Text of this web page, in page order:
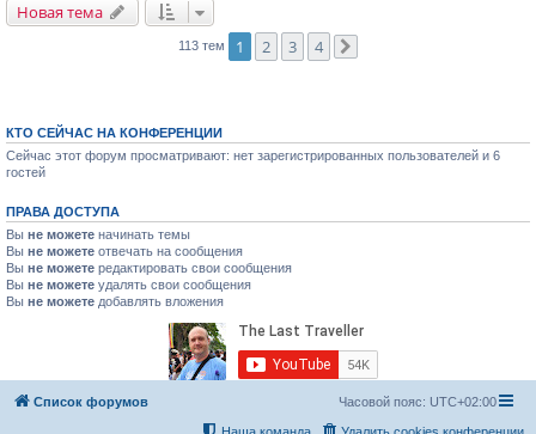
Новая тема
113 тем 1 2 3 4
КТО СЕЙЧАС НА КОНФЕРЕНЦИИ
Сейчас этот форум просматривают: нет зарегистрированных пользователей и 6
гостей
ПРАВА ДОСТУПА
Вы не можете начинать темы
Вы не можете отвечать на сообщения
Вы не можете редактировать свои сообщения
Вы не можете удалять свои сообщения
Вы не можете добавлять вложения
Список форумов Часовой пояс: UTC+02:00